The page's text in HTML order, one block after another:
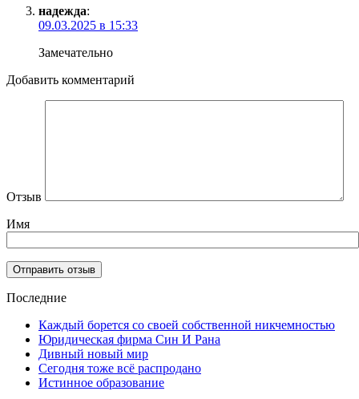
надежда:
09.03.2025 в 15:33
Замечательно
Добавить комментарий
Отзыв
Имя
Последние
Каждый борется со своей собственной никчемностью
Юридическая фирма Син И Рана
Дивный новый мир
Сегодня тоже всё распродано
Истинное образование